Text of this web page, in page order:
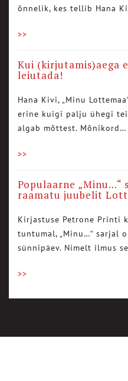
õnnelik, kes tellib Hana
>>
Kui (kirjutamis)aega
leiutada!
Hana Kivi, „Minu
erine kuigi palju ühegi
algab mõttest. Mõnikord…
>>
Populaarne „Minu…“
raamatu juubelit
Kirjastuse Petrone Printi
tuntumal, „Minu…“ sarjal
sünnipäev. Nimelt ilmus
>>